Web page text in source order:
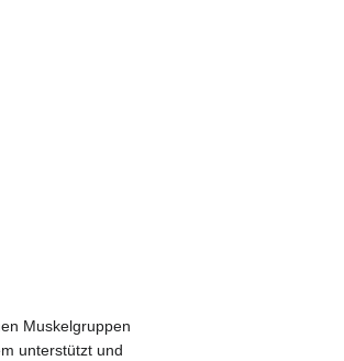
Muskelgruppen
unterstützt und